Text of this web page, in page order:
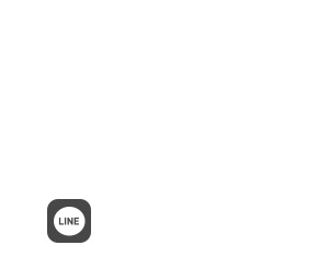
X（旧Twitter）